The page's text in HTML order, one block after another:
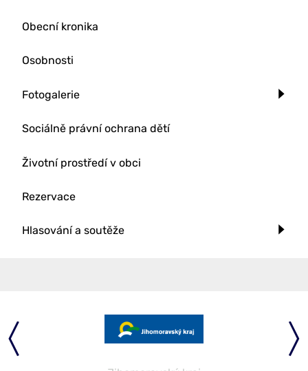
Obecní kronika
Osobnosti
Fotogalerie
Sociálně právní ochrana dětí
Životní prostředí v obci
Rezervace
Hlasování a soutěže